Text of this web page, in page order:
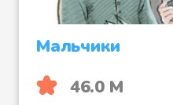
Мальчики
46.0 М